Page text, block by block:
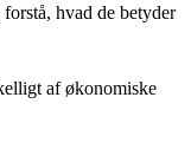
hvad de betyder
af økonomiske